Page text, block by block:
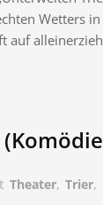
Wetters
auf
Theater, Trier,